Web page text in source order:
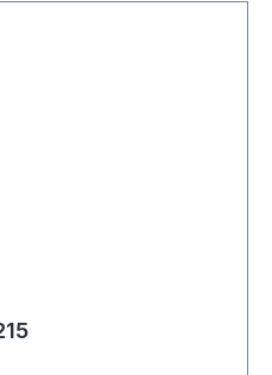
besonders aus. Die